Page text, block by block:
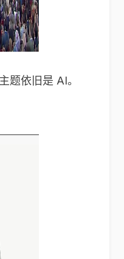
题依旧是 AI。